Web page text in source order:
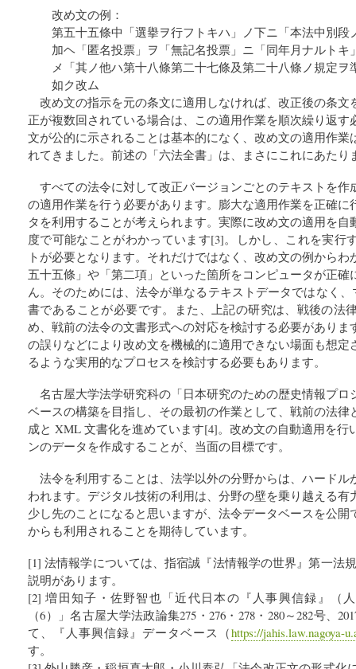
改め文の例：
第五十五條中「選擧ヲ行フトキハ」ノ下ニ「本法中別段
加ヘ「匿名投票」ヲ「無記名投票」ニ「同年月ナルト
メ「其ノ他ハ第十八條第二十七條及第二十八條ノ規定
如ク改ム
改め文の指示を元の条文に適用しなければ、改正後の条文
正が複数回されている場合は、この適用作業を順次繰り返
文が公的に示されることは基本的になく、改め文の適用作業
れてきました。前述の「六法全書」は、まさにこれにあたり
すべての法令に対して改正バージョンごとのテキストを作
の適用作業を行う必要があります。膨大な適用作業を正確に
タを利用することが考えられます。実際に改め文の適用を
度で可能なことがわかっています[3]。しかし、これを実行
トが必要となります。それだけではなく、改め文の例から
五十五條」や「第二項」といった箇所をコンピュータが正
ん。そのためには、法令が単なるテキストデータではなく
書であることが必要です。また、上記の研究は、戦後の法
め、戦前の法令の文書形式への対応を検討する必要がありま
の誤りなどにより改め文を機械的に適用できない場面も想定
るような実用的なプロセスを検討する必要もあります。
名古屋大学法学研究科の「日本研究のための歴史情報プロ
ベースの構築を目指し、その最初の作業として、戦前の法律
成と XML 文書化を進めています[4]。改め文の自動適用を行
ンのデータを作成することが、当面の目標です。
法令を利用することは、法学以外の分野からは、ハードル
われます。デジタル技術の利用は、分野の壁を乗り越える
少し先のことになると思いますが、法令データベースを公
からも利用されることを期待しています。
[1] 法情報学については、指宿誠『法情報学の世界』第一法
説明があります。
[2] 増田知子・佐野智也「近代日本の『人事興信録』（
（6）」名古屋大学法政論集275・276・278・280～282号、
て、『人事興信録』データベース（https://jahis.law.nagoya-
す。